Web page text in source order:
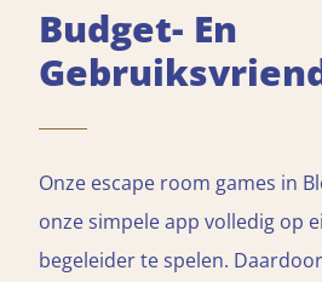
Budget- En
Onze escape room games in
onze simpele app volledig op
begeleider te spelen.